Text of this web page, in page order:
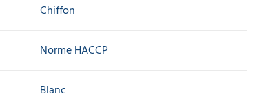
Chiffon
Norme HACCP
Blanc